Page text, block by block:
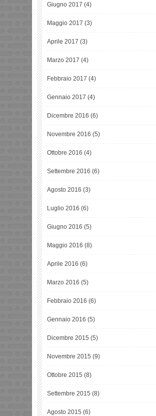
Giugno 2017 (4)
Maggio 2017 (3)
Aprile 2017 (3)
Marzo 2017 (4)
Febbraio 2017 (4)
Gennaio 2017 (4)
Dicembre 2016 (6)
Novembre 2016 (5)
Ottobre 2016 (4)
Settembre 2016 (6)
Agosto 2016 (3)
Luglio 2016 (6)
Giugno 2016 (5)
Maggio 2016 (8)
Aprile 2016 (6)
Marzo 2016 (5)
Febbraio 2016 (6)
Gennaio 2016 (5)
Dicembre 2015 (5)
Novembre 2015 (9)
Ottobre 2015 (8)
Settembre 2015 (8)
Agosto 2015 (6)